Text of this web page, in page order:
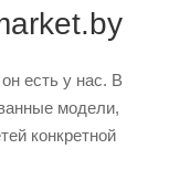
есть у нас. В
модели,
конкретной